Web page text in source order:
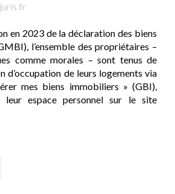
en 2023 de la déclaration des biens
l’ensemble des propriétaires –
comme morales – sont tenus de
d’occupation de leurs logements via
mes biens immobiliers » (GBI),
leur espace personnel sur le site